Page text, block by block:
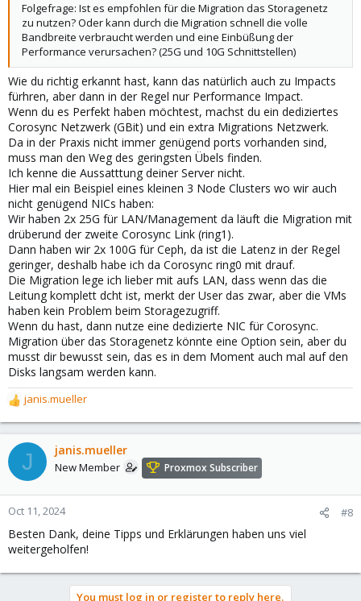
Folgefrage: Ist es empfohlen für die Migration das Storagenetz
zu nutzen? Oder kann durch die Migration schnell die volle
Bandbreite verbraucht werden und eine Einbüßung der
Performance verursachen? (25G und 10G Schnittstellen)
Wie du richtig erkannt hast, kann das natürlich auch zu Impacts
fürhren, aber dann in der Regel nur Performance Impact.
Wenn du es Perfekt haben möchtest, machst du ein dediziertes
Corosync Netzwerk (GBit) und ein extra Migrations Netzwerk.
Da in der Praxis nicht immer genügend ports vorhanden sind,
muss man den Weg des geringsten Übels finden.
Ich kenne die Aussatttung deiner Server nicht.
Hier mal ein Beispiel eines kleinen 3 Node Clusters wo wir auch
nicht genügend NICs haben:
Wir haben 2x 25G für LAN/Management da läuft die Migration mit
drüberund der zweite Corosync Link (ring1).
Dann haben wir 2x 100G für Ceph, da ist die Latenz in der Regel
geringer, deshalb habe ich da Corosync ring0 mit drauf.
Die Migration lege ich lieber mit aufs LAN, dass wenn das die
Leitung komplett dcht ist, merkt der User das zwar, aber die VMs
haben kein Problem beim Storagezugriff.
Wenn du hast, dann nutze eine dedizierte NIC für Corosync.
Migration über das Storagenetz könnte eine Option sein, aber du
musst dir bewusst sein, das es in dem Moment auch mal auf den
Disks langsam werden kann.
R
e
a
c
t
o
n
:
janis.mueller
J janis.mueller
New Member Proxmox Subscriber
Oct 11, 2024 #8
Besten Dank, deine Tipps und Erklärungen haben uns viel
weitergeholfen!
You must log in or register to reply here.